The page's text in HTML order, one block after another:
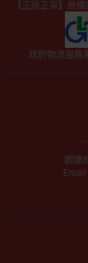
【正版正貨】商
政府物流服務
-
觀塘